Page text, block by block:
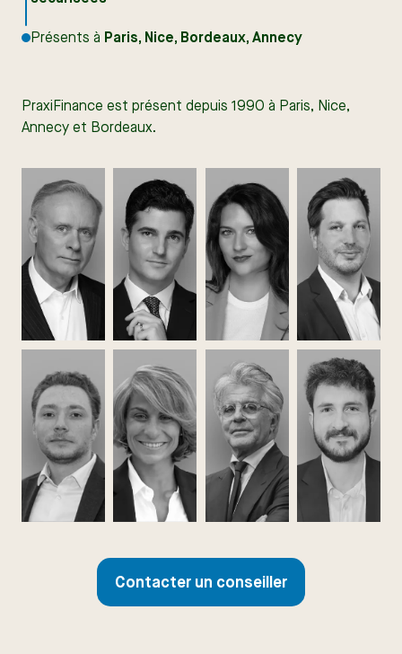
Présents à Paris, Nice, Bordeaux, Annecy
PraxiFinance est présent depuis 1990 à Paris, Nice,
Annecy et Bordeaux.
Contacter un conseiller